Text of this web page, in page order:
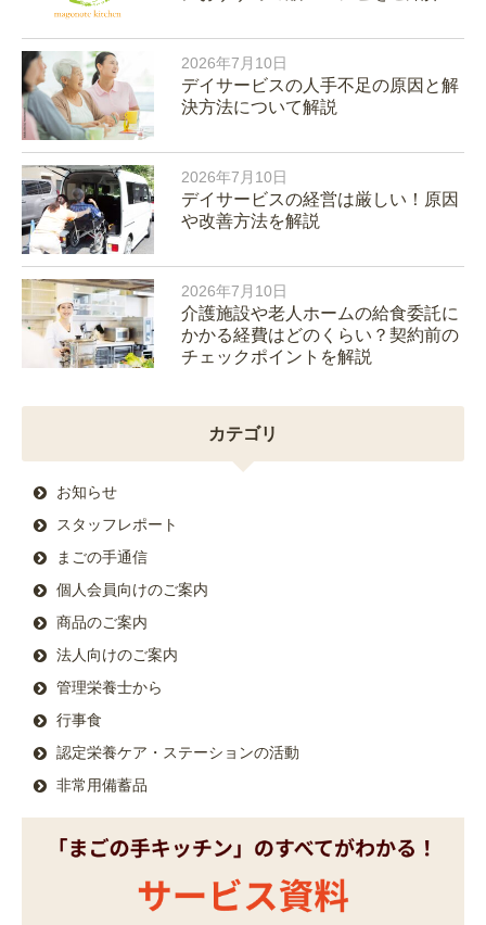
2026年7月10日
デイサービスの人手不足の原因と解
決方法について解説
2026年7月10日
デイサービスの経営は厳しい！原因
や改善方法を解説
2026年7月10日
介護施設や老人ホームの給食委託に
かかる経費はどのくらい？契約前の
チェックポイントを解説
カテゴリ
お知らせ
スタッフレポート
まごの手通信
個人会員向けのご案内
商品のご案内
法人向けのご案内
管理栄養士から
行事食
認定栄養ケア・ステーションの活動
非常用備蓄品